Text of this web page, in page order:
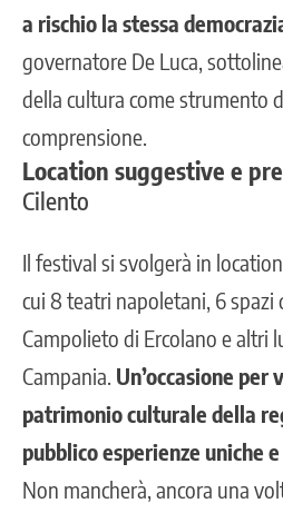
a rischio la stessa
governatore De Luca,
della cultura come strumento
comprensione.
Location suggestive e
Cilento
Il festival si svolgerà in
cui 8 teatri napoletani, 6 spazi
Campolieto di Ercolano e altri
Campania. Un’occasione per
patrimonio culturale della
pubblico esperienze uniche
Non mancherà, ancora una